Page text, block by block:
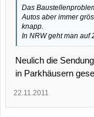
Das
Autos aber immer
knapp.
In NRW geht man auf
Neulich die
in Parkhäusern
22.11.2011